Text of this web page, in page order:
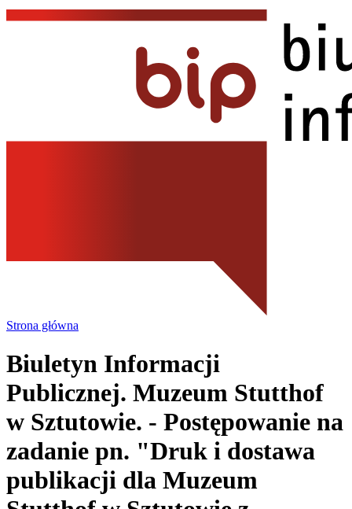
Strona główna
Biuletyn Informacji
Publicznej. Muzeum Stutthof
w Sztutowie. - Postępowanie na
zadanie pn. "Druk i dostawa
publikacji dla Muzeum